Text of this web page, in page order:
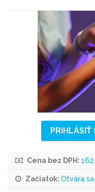
PRIHLÁSIŤ
Cena bez DPH:
Začiatok: Otvára